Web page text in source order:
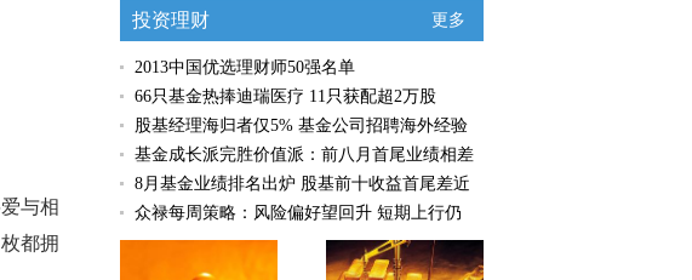
与相
都拥
投资理财 更多
2013中国优选理财师50强名单
66只基金热捧迪瑞医疗 11只获配超2万股
股基经理海归者仅5% 基金公司招聘海外经验
基金成长派完胜价值派：前八月首尾业绩相差
8月基金业绩排名出炉 股基前十收益首尾差近
众禄每周策略：风险偏好望回升 短期上行仍